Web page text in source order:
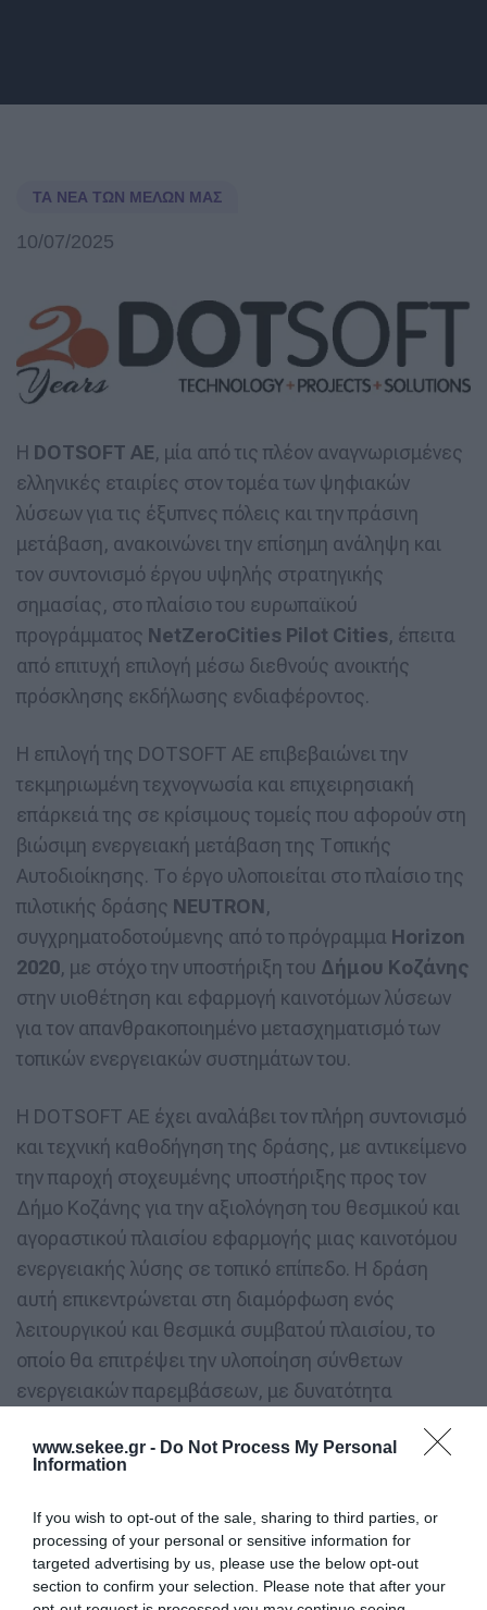
www.sekee.gr - Do Not Process My Personal
Information
If you wish to opt-out of the sale, sharing to third parties, or
processing of your personal or sensitive information for
targeted advertising by us, please use the below opt-out
section to confirm your selection. Please note that after your
ΤΑ ΝΈΑ ΤΩΝ ΜΕΛΏΝ ΜΑΣ
10/07/2025
Η DOTSOFT AE, μία από τις πλέον αναγνωρισμένες
ελληνικές εταιρίες στον τομέα των ψηφιακών
λύσεων για τις έξυπνες πόλεις και την πράσινη
μετάβαση, ανακοινώνει την επίσημη ανάληψη και
τον συντονισμό έργου υψηλής στρατηγικής
σημασίας, στο πλαίσιο του ευρωπαϊκού
προγράμματος NetZeroCities Pilot Cities, έπειτα
από επιτυχή επιλογή μέσω διεθνούς ανοικτής
πρόσκλησης εκδήλωσης ενδιαφέροντος.
Η επιλογή της DOTSOFT ΑΕ επιβεβαιώνει την
τεκμηριωμένη τεχνογνωσία και επιχειρησιακή
επάρκειά της σε κρίσιμους τομείς που αφορούν στη
βιώσιμη ενεργειακή μετάβαση της Τοπικής
Αυτοδιοίκησης. Το έργο υλοποιείται στο πλαίσιο της
πιλοτικής δράσης NEUTRON,
συγχρηματοδοτούμενης από το πρόγραμμα Horizon
2020, με στόχο την υποστήριξη του Δήμου Κοζάνης
στην υιοθέτηση και εφαρμογή καινοτόμων λύσεων
για τον απανθρακοποιημένο μετασχηματισμό των
τοπικών ενεργειακών συστημάτων του.
Η DOTSOFT ΑΕ έχει αναλάβει τον πλήρη συντονισμό
και τεχνική καθοδήγηση της δράσης, με αντικείμενο
την παροχή στοχευμένης υποστήριξης προς τον
Δήμο Κοζάνης για την αξιολόγηση του θεσμικού και
αγοραστικού πλαισίου εφαρμογής μιας καινοτόμου
ενεργειακής λύσης σε τοπικό επίπεδο. Η δράση
αυτή επικεντρώνεται στη διαμόρφωση ενός
λειτουργικού και θεσμικά συμβατού πλαισίου, το
οποίο θα επιτρέψει την υλοποίηση σύνθετων
ενεργειακών παρεμβάσεων, με δυνατότητα
προβλέπεται η εκπόνηση οδηγού υλοποίησης, ο
επιλεγμένης λύσης με τις προτεραιότητες της
Ευρωπαϊκής Αποστολής για τις Κλιματικά
Ουδέτερες και Έξυπνες Πόλεις έως το 2030.